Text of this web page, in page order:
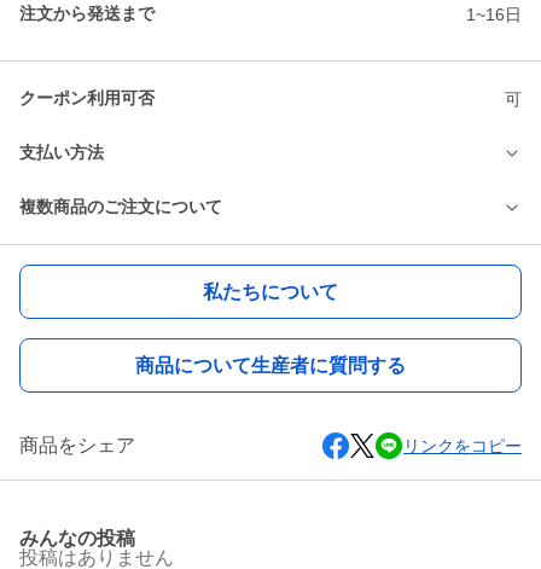
注文から発送まで 1~16日
クーポン利用可否 可
支払い方法
複数商品のご注文について
私たちについて
商品について生産者に質問する
商品をシェア リンクをコピー
みんなの投稿
投稿はありません